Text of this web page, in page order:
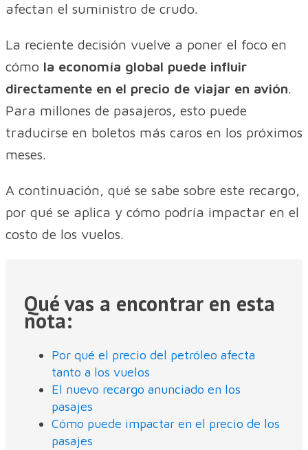
afectan el suministro de crudo.
La reciente decisión vuelve a poner el foco en
cómo la economía global puede influir
directamente en el precio de viajar en avión.
Para millones de pasajeros, esto puede
traducirse en boletos más caros en los próximos
meses.
A continuación, qué se sabe sobre este recargo,
por qué se aplica y cómo podría impactar en el
costo de los vuelos.
Qué vas a encontrar en esta
nota:
Por qué el precio del petróleo afecta
tanto a los vuelos
El nuevo recargo anunciado en los
pasajes
Cómo puede impactar en el precio de los
pasajes